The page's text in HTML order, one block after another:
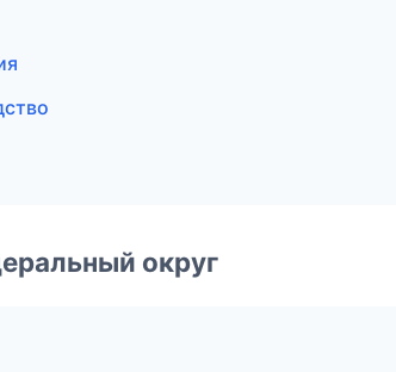
округ